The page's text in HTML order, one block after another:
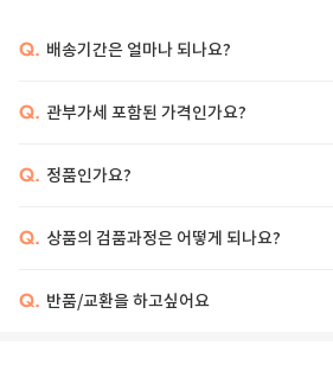
Q. 배송기간은 얼마나 되나요?
Q. 관부가세 포함된 가격인가요?
Q. 정품인가요?
Q. 상품의 검품과정은 어떻게 되나요?
Q. 반품/교환을 하고싶어요